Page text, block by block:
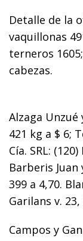
Detalle de la
vaquillonas
terneros
cabezas.
Alzaga Unzué
421 kg a $ 6;
Cía. SRL:
Barberis Juan
399 a 4,70.
Garilans v.
Campos y